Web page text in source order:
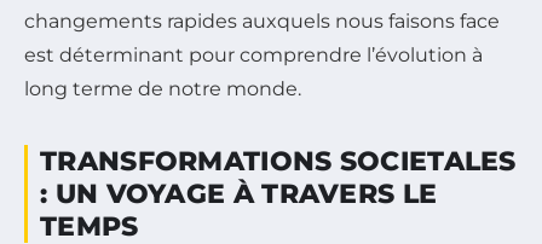
changements rapides auxquels nous faisons face
est déterminant pour comprendre l’évolution à
long terme de notre monde.
TRANSFORMATIONS SOCIETALES
: UN VOYAGE À TRAVERS LE
TEMPS